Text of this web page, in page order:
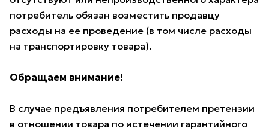
потребитель обязан возместить продавцу
расходы на ее проведение (в том числе расходы
на транспортировку товара).
Обращаем внимание!
В случае предъявления потребителем претензии
в отношении товара по истечении гарантийного